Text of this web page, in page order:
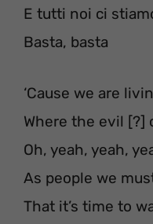
E tutti noi ci
Basta, basta
‘Cause we are
Where the evil [?]
Oh, yeah, yeah,
As people we
That it’s time to